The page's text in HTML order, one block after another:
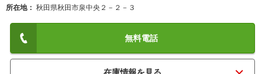
所在地
秋田県秋田市泉中央２－２－３
無料電話